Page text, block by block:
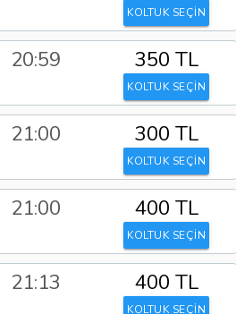
KOLTUK SEÇİN
20:59 350 TL
KOLTUK SEÇİN
21:00 300 TL
KOLTUK SEÇİN
21:00 400 TL
KOLTUK SEÇİN
21:13 400 TL
KOLTUK SEÇİN